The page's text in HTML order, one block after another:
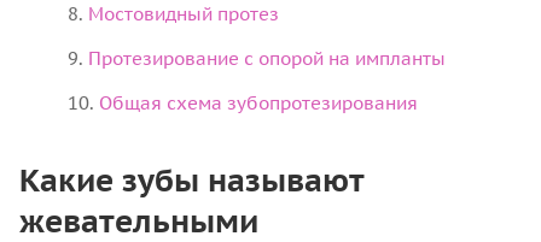
Мостовидный протез
Протезирование с опорой на импланты
Общая схема зубопротезирования
Какие зубы называют
жевательными